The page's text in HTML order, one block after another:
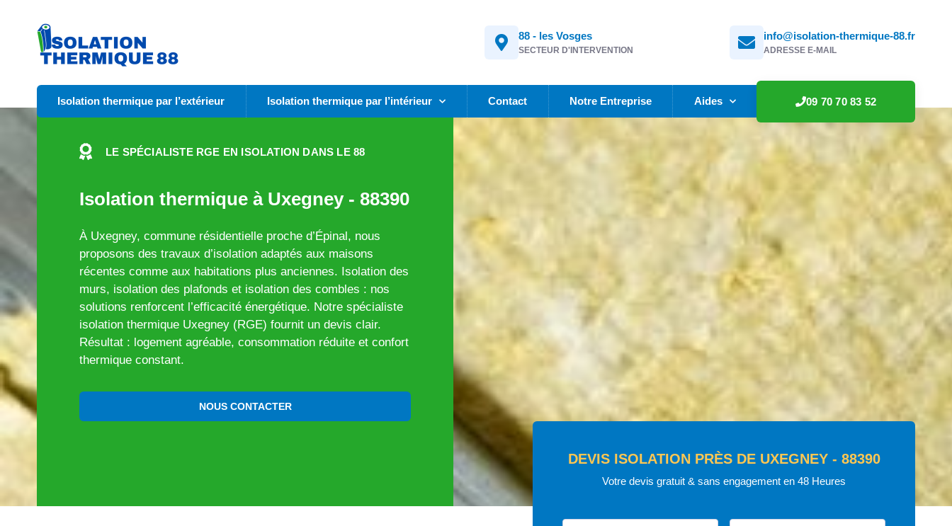
88 - les Vosges
SECTEUR D'INTERVENTION
info@isolation-thermique-88.fr
ADRESSE E-MAIL
Isolation thermique par l’extérieur Isolation thermique par l’intérieur Contact Notre Entreprise Aides 09 70 70 83 52
LE SPÉCIALISTE RGE EN ISOLATION DANS LE 88
Isolation thermique à Uxegney - 88390
À Uxegney, commune résidentielle proche d’Épinal, nous
proposons des travaux d’isolation adaptés aux maisons
récentes comme aux habitations plus anciennes. Isolation des
murs, isolation des plafonds et isolation des combles : nos
solutions renforcent l’efficacité énergétique. Notre spécialiste
isolation thermique Uxegney (RGE) fournit un devis clair.
Résultat : logement agréable, consommation réduite et confort
thermique constant.
NOUS CONTACTER
DEVIS ISOLATION PRÈS DE UXEGNEY - 88390
Votre devis gratuit & sans engagement en 48 Heures